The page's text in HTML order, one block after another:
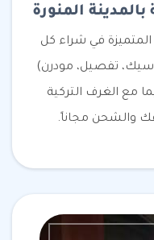
المنورة
في شراء كل
تفصيل، مودرن)
مع الغرف التركية
والشحن مجاناً.